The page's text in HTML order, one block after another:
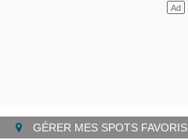
GÉRER MES SPOTS FAVORIS